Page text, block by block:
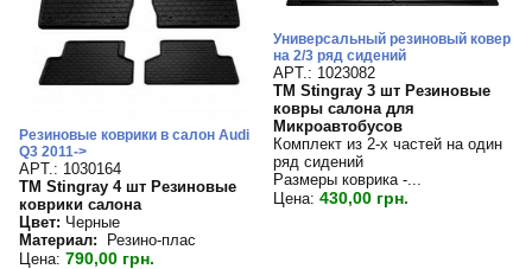
Резиновые коврики в салон Audi
Q3 2011->
APT.: 1030164
TM Stingray 4 шт Резиновые
коврики салона
Цвет: Черные
Материал:
Резино-плас
Цена: 790,00 грн.
Универсальный резиновый ковер
на 2/3 ряд сидений
APT.: 1023082
TM Stingray 3 шт Резиновые
ковры салона для
Микроавтобусов
Комплект из 2-х частей на один
ряд сидений
Размеры коврика -...
Цена: 430,00 грн.